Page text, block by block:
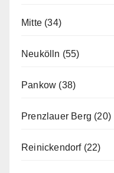
Mitte (34)
Neukölln (55)
Pankow (38)
Prenzlauer Berg (20)
Reinickendorf(22)